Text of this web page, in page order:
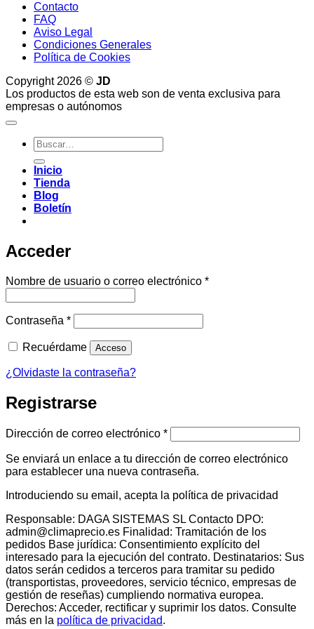
Contacto
FAQ
Aviso Legal
Condiciones Generales
Política de Cookies
Copyright 2026 © JD
Los productos de esta web son de venta exclusiva para
empresas o autónomos
Buscar
por:
Inicio
Tienda
Blog
Boletín
Acceder
Nombre de usuario o correo electrónico *Obligatorio
Contraseña *Obligatorio
Recuérdame Acceso
¿Olvidaste la contraseña?
Registrarse
Dirección de correo electrónico *Obligatorio
Se enviará un enlace a tu dirección de correo electrónico
para establecer una nueva contraseña.
Introduciendo su email, acepta la política de privacidad
Responsable: DAGA SISTEMAS SL Contacto DPO:
admin@climaprecio.es Finalidad: Tramitación de los
pedidos Base jurídica: Consentimiento explícito del
interesado para la ejecución del contrato. Destinatarios: Sus
datos serán cedidos a terceros para tramitar su pedido
(transportistas, proveedores, servicio técnico, empresas de
gestión de reseñas) cumpliendo normativa europea.
Derechos: Acceder, rectificar y suprimir los datos. Consulte
más en la política de privacidad.